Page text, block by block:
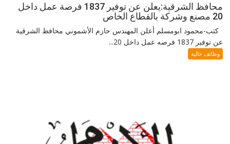
محافظ الشرقية:يعلن عن توفير 1837 فرصة عمل داخل
20 مصنع وشركة بالقطاع الخاص
كتب-محمود ابومسلم أعلن المهندس حازم الأشموني محافظ الشرقية
عن توفير 1837 فرصه عمل داخل 20...
وظائف خالية